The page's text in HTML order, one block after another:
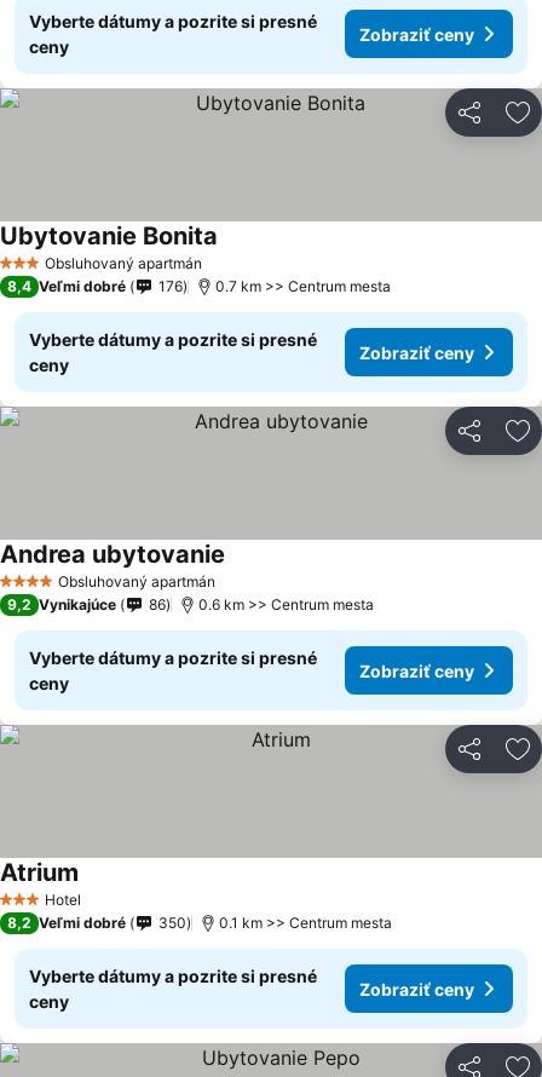
Vyberte dátumy a pozrite si presné
ceny
Zobraziť ceny
Zdieľať
3 Počet hviezdičiek
Obsluhovaný apartmán
Ubytovanie Bonita
8,4 Veľmi dobré 176 0.7 km >> Centrum mesta
Vyberte dátumy a pozrite si presné
ceny
Zobraziť ceny
Zdieľať
4 Počet hviezdičiek
Obsluhovaný apartmán
Andrea ubytovanie
9,2 Vynikajúce 86 0.6 km >> Centrum mesta
Vyberte dátumy a pozrite si presné
ceny
Zobraziť ceny
Zdieľať
3 Počet hviezdičiek
Hotel
Atrium
8,2 Veľmi dobré 350 0.1 km >> Centrum mesta
Vyberte dátumy a pozrite si presné
ceny
Zobraziť ceny